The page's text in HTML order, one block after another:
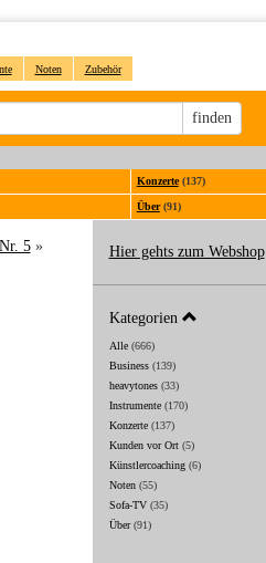
Noten Zubehör
Sucheingabe
finden
Konzerte(137)
Über(91)
5» Hier gehts zum Webshop
Kategorien
Alle(666)
Business(139)
heavytones(33)
Instrumente(170)
Konzerte(137)
Kunden vor Ort(5)
Künstlercoaching(6)
Noten(55)
Sofa-TV(35)
Über(91)